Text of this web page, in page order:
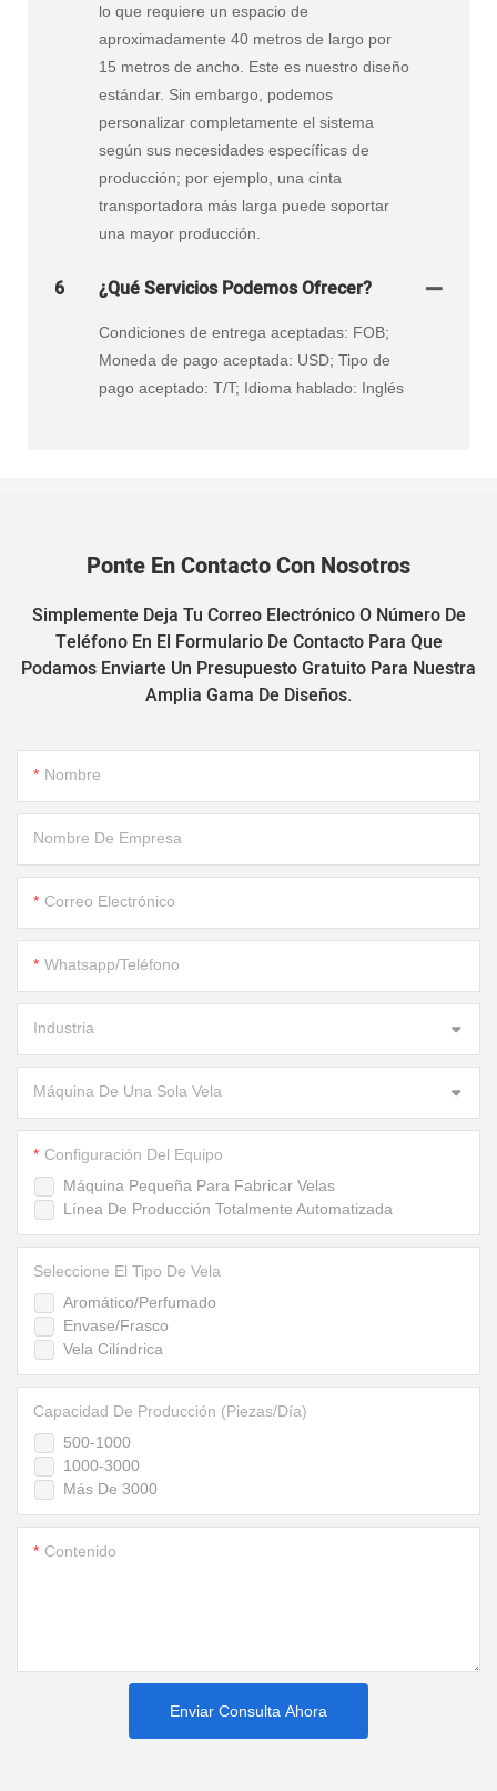
lo que requiere un espacio de
aproximadamente 40 metros de largo por
15 metros de ancho. Este es nuestro diseño
estándar. Sin embargo, podemos
personalizar completamente el sistema
según sus necesidades específicas de
producción; por ejemplo, una cinta
transportadora más larga puede soportar
una mayor producción.
6 ¿Qué Servicios Podemos Ofrecer?
Condiciones de entrega aceptadas: FOB;
Moneda de pago aceptada: USD; Tipo de
pago aceptado: T/T; Idioma hablado: Inglés
Ponte En Contacto Con Nosotros
Simplemente Deja Tu Correo Electrónico O Número De
Teléfono En El Formulario De Contacto Para Que
Podamos Enviarte Un Presupuesto Gratuito Para Nuestra
Amplia Gama De Diseños.
Nombre
Nombre De Empresa
Correo Electrónico
Whatsapp/Teléfono
Industria
Máquina De Una Sola Vela
Máquina Pequeña Para Fabricar Velas
Línea De Producción Totalmente Automatizada
Configuración Del Equipo
Aromático/Perfumado
Envase/Frasco
Vela Cilíndrica
Seleccione El Tipo De Vela
500-1000
1000-3000
Más De 3000
Capacidad De Producción (piezas/día)
Contenido
Enviar Consulta Ahora